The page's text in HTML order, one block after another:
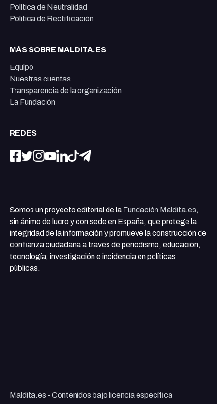
Política de Neutralidad
Política de Rectificación
MÁS SOBRE MALDITA.ES
Equipo
Nuestras cuentas
Transparencia de la organización
La Fundación
REDES
Somos un proyecto editorial de la Fundación Maldita.es,
sin ánimo de lucro y con sede en España, que protege la
integridad de la información y promueve la construcción de
confianza ciudadana a través de periodismo, educación,
tecnología, investigación e incidencia en políticas
públicas.
Maldita.es - Contenidos bajo licencia específica